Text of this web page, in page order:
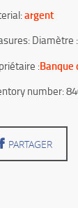
argent
Diamètre
:Banque
number:
PARTAGER